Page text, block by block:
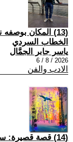
(13) المكان
الخطاب السردي
ياسر جابر الجمَّال
2026 / 8 / 6
الادب والفن
(14) قصة قصيرة: سلاسل الكرامة